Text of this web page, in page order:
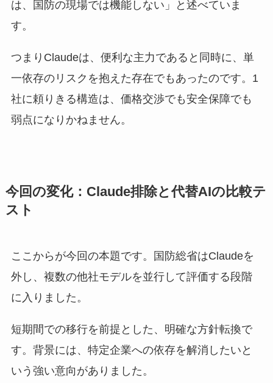
は、国防の現場では機能しない」と述べていま
す。
つまりClaudeは、便利な主力であると同時に、単
一依存のリスクを抱えた存在でもあったのです。1
社に頼りきる構造は、価格交渉でも安全保障でも
弱点になりかねません。
今回の変化：Claude排除と代替AIの比較テ
スト
ここからが今回の本題です。国防総省はClaudeを
外し、複数の他社モデルを並行して評価する段階
に入りました。
短期間での移行を前提とした、明確な方針転換で
す。背景には、特定企業への依存を解消したいと
いう強い意向がありました。